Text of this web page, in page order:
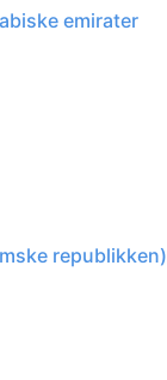
emirater
republikken)